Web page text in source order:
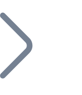
entreprise et